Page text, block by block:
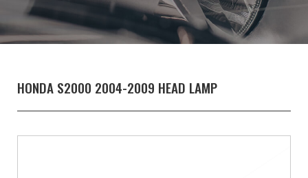
HONDA S2000 2004-2009 HEAD LAMP